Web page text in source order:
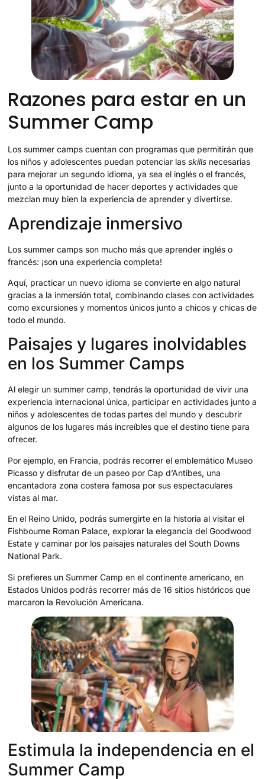
Razones para estar en un
Summer Camp
Los summer camps cuentan con programas que permitirán que
los niños y adolescentes puedan potenciar lasskills necesarias
para mejorar un segundo idioma, ya sea el inglés o el francés,
junto a la oportunidad de hacer deportes y actividades que
mezclan muy bien la experiencia de aprender y divertirse.
Aprendizaje inmersivo
Los summer camps son mucho más que aprender inglés o
francés: ¡son una experiencia completa!
Aquí, practicar un nuevo idioma se convierte en algo natural
gracias a la inmersión total, combinando clases con actividades
como excursiones y momentos únicos junto a chicos y chicas de
todo el mundo.
Paisajes y lugares inolvidables
en los Summer Camps
Al elegir un summer camp, tendrás la oportunidad de vivir una
experiencia internacional única, participar en actividades junto a
niños y adolescentes de todas partes del mundo y descubrir
algunos de los lugares más increíbles que el destino tiene para
ofrecer.
Por ejemplo, en Francia, podrás recorrer el emblemático Museo
Picasso y disfrutar de un paseo por Cap d’Antibes, una
encantadora zona costera famosa por sus espectaculares
vistas al mar.
En el Reino Unido, podrás sumergirte en la historia al visitar el
Fishbourne Roman Palace, explorar la elegancia del Goodwood
Estate y caminar por los paisajes naturales del South Downs
National Park.
Si prefieres un Summer Camp en el continente americano, en
Estados Unidos podrás recorrer más de 16 sitios históricos que
marcaron la Revolución Americana.
Estimula la independencia en el
Summer Camp